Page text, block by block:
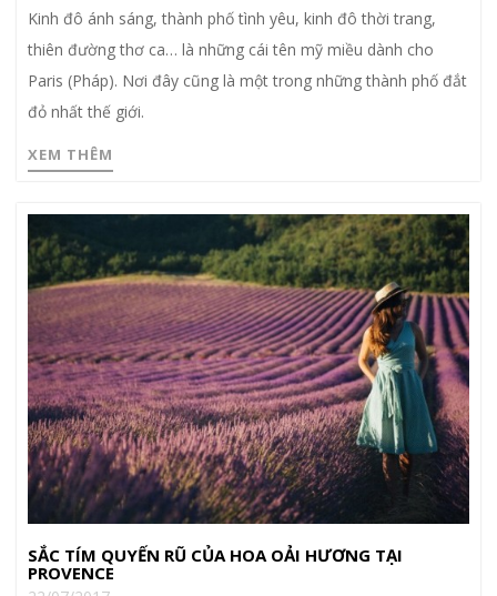
Kinh đô ánh sáng, thành phố tình yêu, kinh đô thời trang,
thiên đường thơ ca… là những cái tên mỹ miều dành cho
Paris (Pháp). Nơi đây cũng là một trong những thành phố đắt
đỏ nhất thế giới.
XEM THÊM
SẮC TÍM QUYẾN RŨ CỦA HOA OẢI HƯƠNG TẠI
PROVENCE